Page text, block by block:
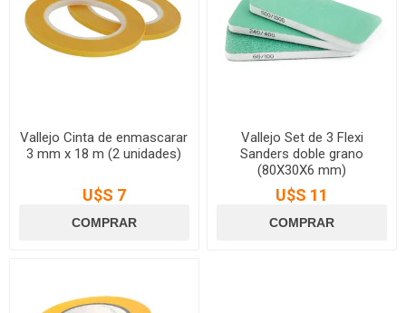
Vallejo Cinta de enmascarar
3 mm x 18 m (2 unidades)
U$S 7
Vallejo Set de 3 Flexi
Sanders doble grano
(80X30X6 mm)
U$S 11